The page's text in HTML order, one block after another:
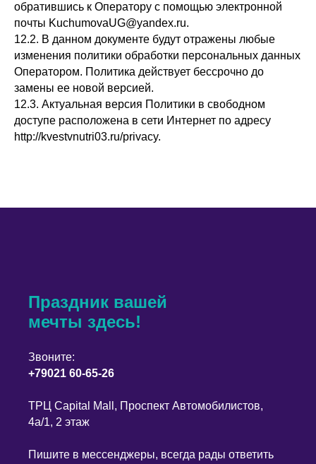
обратившись к Оператору с помощью электронной
почты KuchumovaUG@yandex.ru.
12.2. В данном документе будут отражены любые
изменения политики обработки персональных данных
Оператором. Политика действует бессрочно до
замены ее новой версией.
12.3. Актуальная версия Политики в свободном
доступе расположена в сети Интернет по адресу
http://kvestvnutri03.ru/privacy.
Праздник вашей
мечты здесь!
Звоните:
+79021 60-65-26
​ТРЦ Capital Mall, ​Проспект Автомобилистов,
4а/1, ​2 этаж
Пишите в мессенджеры, всегда рады ответить